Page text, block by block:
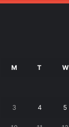
M T W
3 4 5